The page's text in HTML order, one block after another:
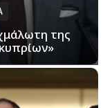
της